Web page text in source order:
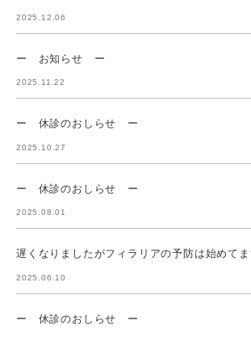
2025.12.06
ー お知らせ ー
2025.11.22
ー 休診のおしらせ ー
2025.10.27
ー 休診のおしらせ ー
2025.08.01
遅くなりましたがフィラリアの予防は始めてま
2025.06.10
ー 休診のおしらせ ー